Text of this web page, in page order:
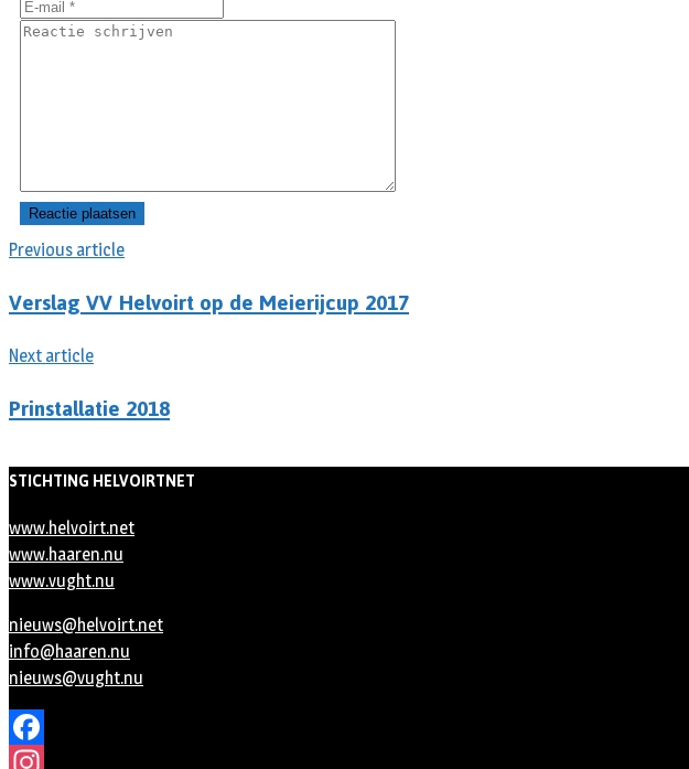
Previous article
Verslag VV Helvoirt op de Meierijcup 2017
Next article
Prinstallatie 2018
STICHTING HELVOIRTNET
www.helvoirt.net
www.haaren.nu
www.vught.nu
nieuws@helvoirt.net
info@haaren.nu
nieuws@vught.nu
Facebook